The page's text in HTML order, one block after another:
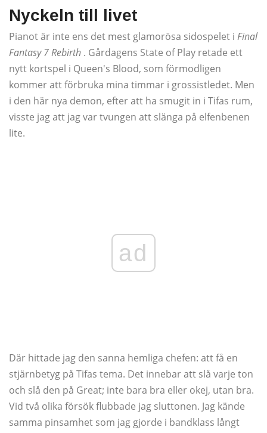
Nyckeln till livet
Pianot är inte ens det mest glamorösa sidospelet i Final
Fantasy 7 Rebirth . Gårdagens State of Play retade ett
nytt kortspel i Queen's Blood, som förmodligen
kommer att förbruka mina timmar i grossistledet. Men
i den här nya demon, efter att ha smugit in i Tifas rum,
visste jag att jag var tvungen att slänga på elfenbenen
lite.
ad
Där hittade jag den sanna hemliga chefen: att få en
stjärnbetyg på Tifas tema. Det innebar att slå varje ton
och slå den på Great; inte bara bra eller okej, utan bra.
Vid två olika försök flubbade jag sluttonen. Jag kände
samma pinsamhet som jag gjorde i bandklass långt